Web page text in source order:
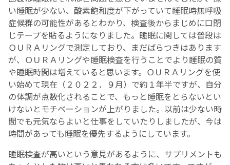
い睡眠が少ない、酸素飽和度が下がっていて睡眠時無呼吸
症候群の可能性があるとわかり、検査後からまじめに口閉
じテープを貼るようになりました。睡眠に関しては普段は
ＯＵＲＡリングで測定しており、まだばらつきはあります
が、ＯＵＲＡリングや睡眠検査を行うことでより睡眠の質
や睡眠時間は増えていると思います。ＯＵＲＡリングを使
い始めて現在（２０２２．９月）で約１年半ですが、自分
の体調が点数化されることで、もっと睡眠をとらないとい
けないとモチベーションが上がりました。以前は少ない時
間でも元気ならよいと仕事をしていたりしましたが、今は
時間があっても睡眠を優先するようにしています。
睡眠検査が高いという意見があるように、サプリメントも